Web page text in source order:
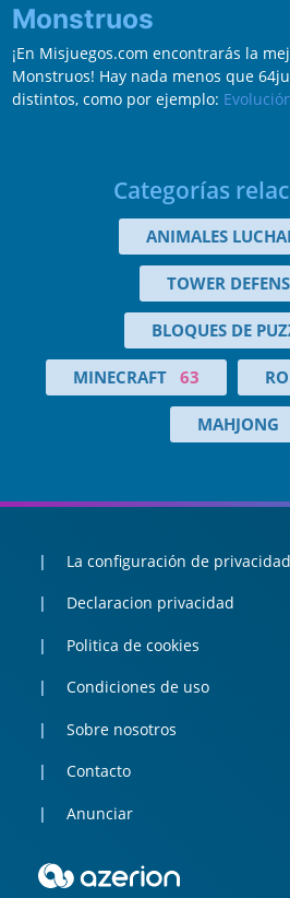
Monstruos
¡En Misjuegos.com encontrarás la
Monstruos! Hay nada menos que
distintos, como por ejemplo:
Categorías
ANIMALES
TOWER
BLOQUES DE
MINECRAFT 63
MAHJONG
La configuración de privacidad
Declaracion privacidad
Politica de cookies
Condiciones de uso
Sobre nosotros
Contacto
Anunciar